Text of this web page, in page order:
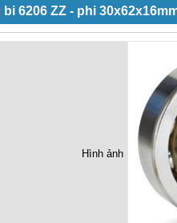
6206 ZZ - phi
Hình ảnh